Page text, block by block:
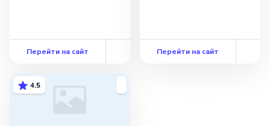
Перейти на сайт Перейти на сайт
4.5